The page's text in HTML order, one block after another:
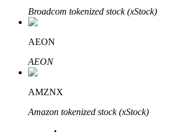
พันธมิตร Bitrue
มากถึง 65% คอมมิชชั่น!
Broadcom tokenized stock (xStock)
AEON
AEON
AMZNX
Amazon tokenized stock (xStock)